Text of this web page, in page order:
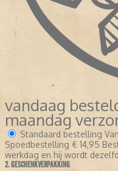
vandaag
maandag
Standaard bestelling
Spoedbestelling € 14,95
werkdag en hij wordt
2. GESCHENKVERPAKKING